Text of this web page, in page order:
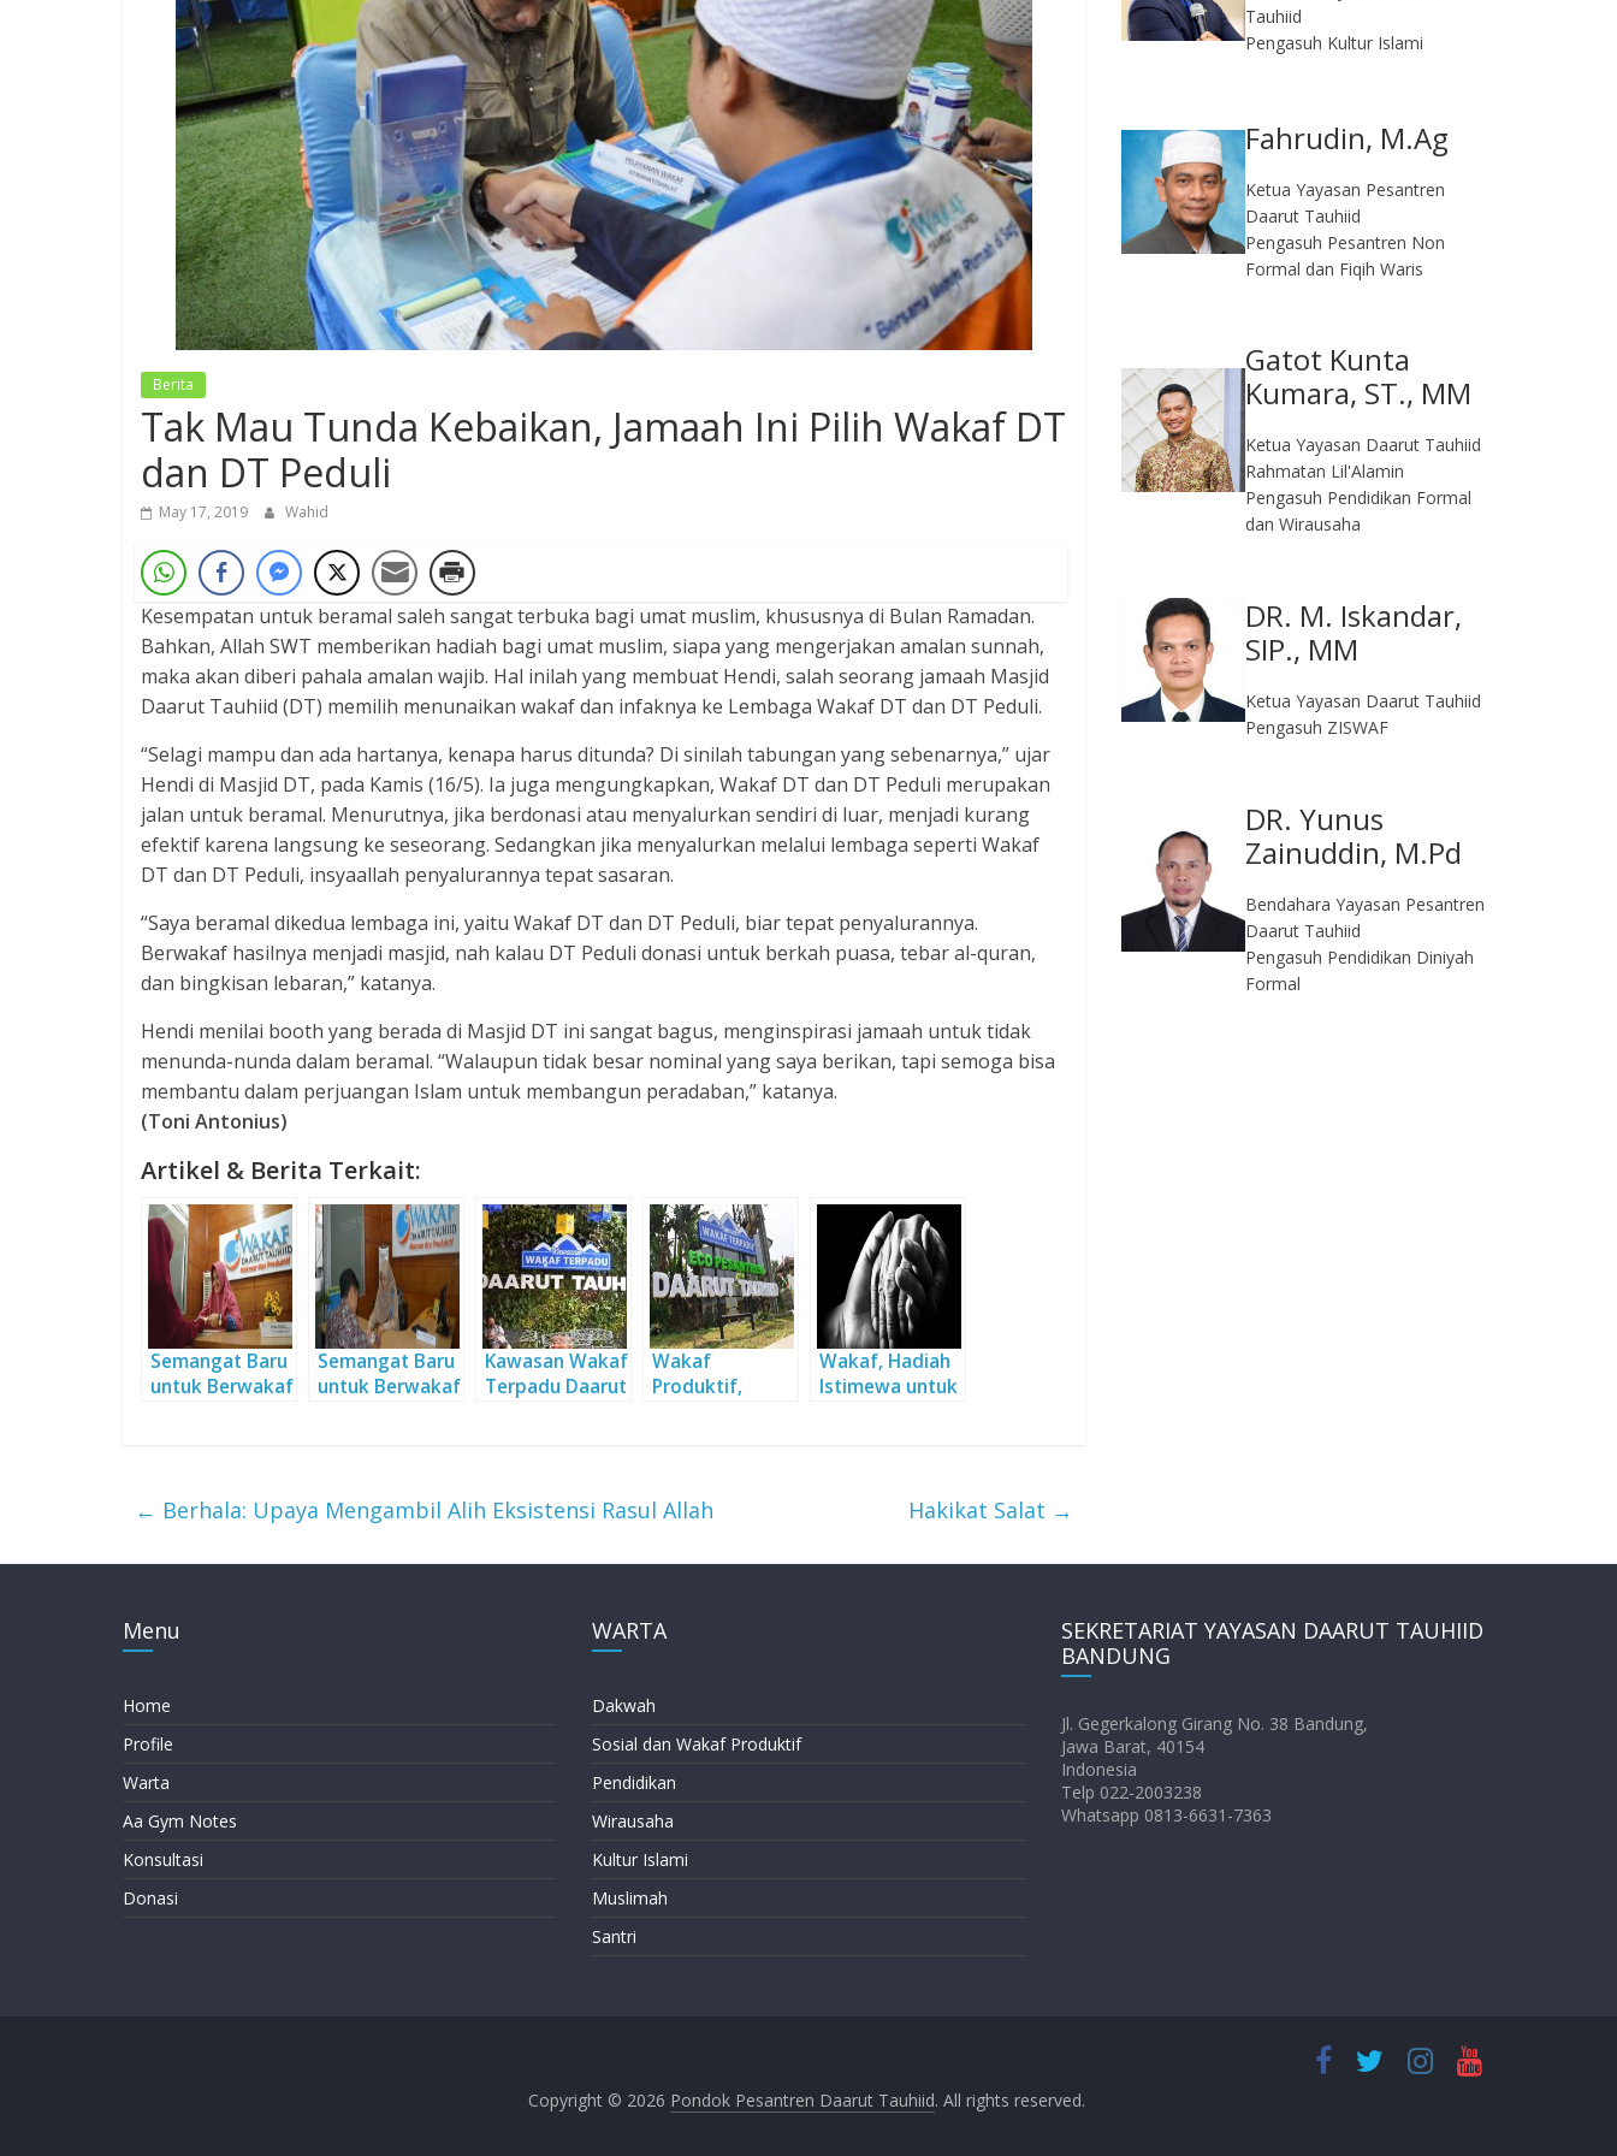
Berita
Tak Mau Tunda Kebaikan, Jamaah Ini Pilih Wakaf DT
dan DT Peduli
May 17, 2019 Wahid
Kesempatan untuk beramal saleh sangat terbuka bagi umat muslim, khususnya di Bulan Ramadan.
Bahkan, Allah SWT memberikan hadiah bagi umat muslim, siapa yang mengerjakan amalan sunnah,
maka akan diberi pahala amalan wajib. Hal inilah yang membuat Hendi, salah seorang jamaah Masjid
Daarut Tauhiid (DT) memilih menunaikan wakaf dan infaknya ke Lembaga Wakaf DT dan DT Peduli.
“Selagi mampu dan ada hartanya, kenapa harus ditunda? Di sinilah tabungan yang sebenarnya,” ujar
Hendi di Masjid DT, pada Kamis (16/5). Ia juga mengungkapkan, Wakaf DT dan DT Peduli merupakan
jalan untuk beramal. Menurutnya, jika berdonasi atau menyalurkan sendiri di luar, menjadi kurang
efektif karena langsung ke seseorang. Sedangkan jika menyalurkan melalui lembaga seperti Wakaf
DT dan DT Peduli, insyaallah penyalurannya tepat sasaran.
“Saya beramal dikedua lembaga ini, yaitu Wakaf DT dan DT Peduli, biar tepat penyalurannya.
Berwakaf hasilnya menjadi masjid, nah kalau DT Peduli donasi untuk berkah puasa, tebar al-quran,
dan bingkisan lebaran,” katanya.
Hendi menilai booth yang berada di Masjid DT ini sangat bagus, menginspirasi jamaah untuk tidak
menunda-nunda dalam beramal. “Walaupun tidak besar nominal yang saya berikan, tapi semoga bisa
membantu dalam perjuangan Islam untuk membangun peradaban,” katanya.
(Toni Antonius)
Artikel & Berita Terkait:
Semangat Baru
untuk Berwakaf
Semangat Baru
untuk Berwakaf
Kawasan Wakaf
Terpadu Daarut
Wakaf
Produktif,
Wakaf, Hadiah
Istimewa untuk
← Berhala: Upaya Mengambil Alih Eksistensi Rasul Allah Hakikat Salat →
Tauhiid
Pengasuh Kultur Islami
Fahrudin, M.Ag​
Ketua Yayasan Pesantren
Daarut Tauhiid
Pengasuh Pesantren Non
Formal dan Fiqih Waris
Gatot Kunta
Kumara, ST., MM
Ketua Yayasan Daarut Tauhiid
Rahmatan Lil'Alamin
Pengasuh Pendidikan Formal
dan Wirausaha
DR. M. Iskandar,
SIP., MM
Ketua Yayasan Daarut Tauhiid
Pengasuh ZISWAF
DR. Yunus
Zainuddin, M.Pd
Bendahara Yayasan Pesantren
Daarut Tauhiid
Pengasuh Pendidikan Diniyah
Formal
Menu
Home
Profile
Warta
Aa Gym Notes
Konsultasi
Donasi
WARTA
Dakwah
Sosial dan Wakaf Produktif
Pendidikan
Wirausaha
Kultur Islami
Muslimah
Santri
SEKRETARIAT YAYASAN DAARUT TAUHIID
BANDUNG
Jl. Gegerkalong Girang No. 38 Bandung,
Jawa Barat, 40154
Indonesia
Telp 022-2003238
Whatsapp 0813-6631-7363
Copyright © 2026 Pondok Pesantren Daarut Tauhiid. All rights reserved.